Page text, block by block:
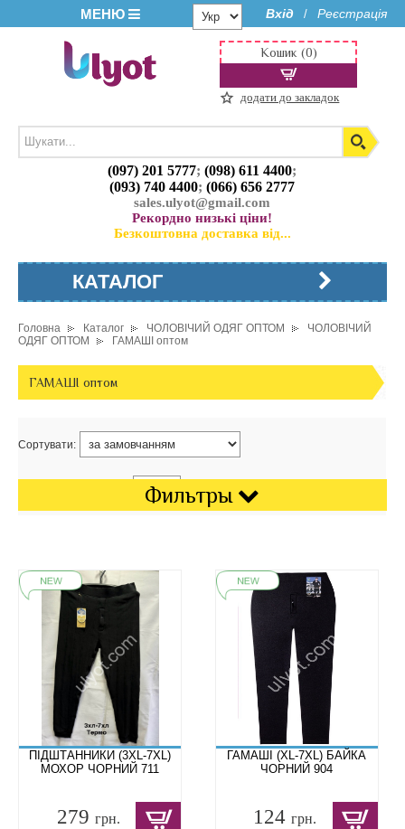
МЕНЮ Вхід / Реєстрація
(097) 201 5777;(098) 611 4400;
(093) 740 4400;(066) 656 2777
sales.ulyot@gmail.com
Рекордно низькі ціни!
Безкоштовна доставка від...
Кошик (0)
додати до закладок
КАТАЛОГ
Головна Каталог ЧОЛОВІЧИЙ ОДЯГ ОПТОМ
ЧОЛОВІЧИЙ
ОДЯГ ОПТОМ
ГАМАШІ оптом
Фильтры
ГАМАШІ оптом
Сортувати:
ПІДШТАННИКИ (3XL-7XL)
МОХОР ЧОРНИЙ 711
279 грн.
ГАМАШІ (XL-7XL) БАЙКА
ЧОРНИЙ 904
124грн.